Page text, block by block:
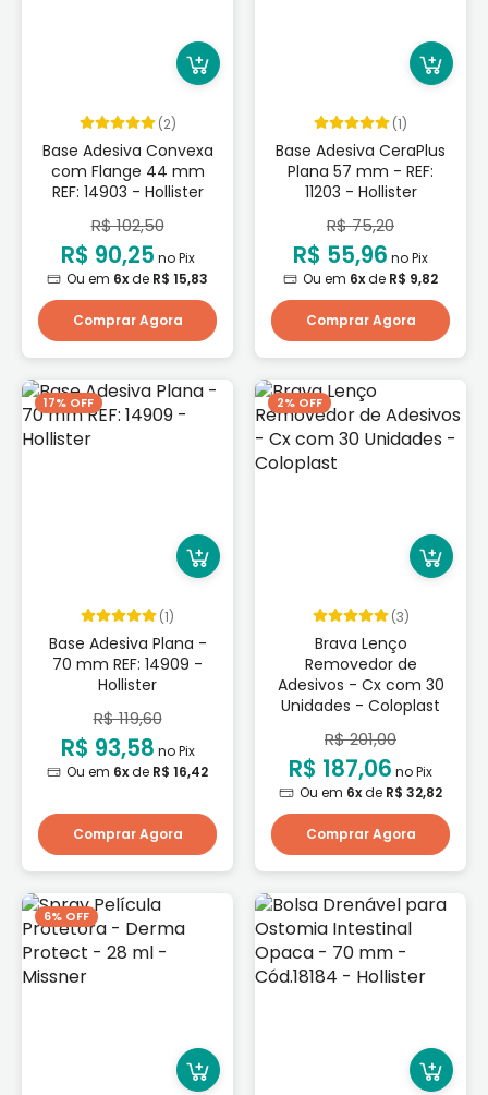
(2)
Base Adesiva Convexa
com Flange 44 mm
REF: 14903 - Hollister
R$ 102,50
R$ 90,25 no Pix
Ou em 6xde R$ 15,83
Comprar Agora
(1)
Base Adesiva CeraPlus
Plana 57 mm - REF:
11203 - Hollister
R$ 75,20
R$ 55,96 no Pix
Ou em 6xde R$ 9,82
Comprar Agora
17% OFF
(1)
Base Adesiva Plana -
70 mm REF: 14909 -
Hollister
R$ 119,60
R$ 93,58 no Pix
Ou em 6xde R$ 16,42
Comprar Agora
2% OFF
(3)
Brava Lenço
Removedor de
Adesivos - Cx com 30
Unidades - Coloplast
R$ 201,00
R$ 187,06 no Pix
Ou em 6xde R$ 32,82
Comprar Agora
6% OFF